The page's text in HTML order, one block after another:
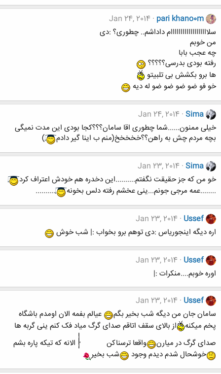
pari khano0m
Jan 24, 2014
سلااااااااااااااااااام داداشم.. چطوری؟ :دی
من خوبم
چه عجب بابا
رفته بودی بدرسی؟؟؟؟؟
ها برو بکشش بی تلبیتو
خو فو ضو ضو ضو ضو له دیه
Sima
Jan 24, 2014
خیلی ممنون......شما چطوری اقا سامان؟؟؟کجا بودی این مدت نمیگی
بچه مردم چش به راهن؟؟خخخخخ(منم ب اینا گیر دادم
)
Sima
Jan 23, 2014
خو من که جز حقیقت نگفتم..........این دخدره هم خودش اعتراف کرد
........عمه مرجی جونم...ینی عخشم رفته دلس بخونه
..........
Ussef
Jan 23, 2014
اره دیگه اینجوریاس :دی توهم برو بخواب :| شب خوش
Ussef
Jan 23, 2014
اوره خوبم....منکرات :|
Ussef
Jan 23, 2014
سامان جان من دیگه شب بخیر بگم
عیالم بفمه الان اومدم باشگاه
پخم میکنه
از بالای سقف اتاقم صدای گرگ میاد فک کنم ینی گربه ها
صدای گرگ در میارن
واقعا ترسناکن
الانه که تیکه پاره بشم
خوشحال شدم دیدم وجود
شب بخیر